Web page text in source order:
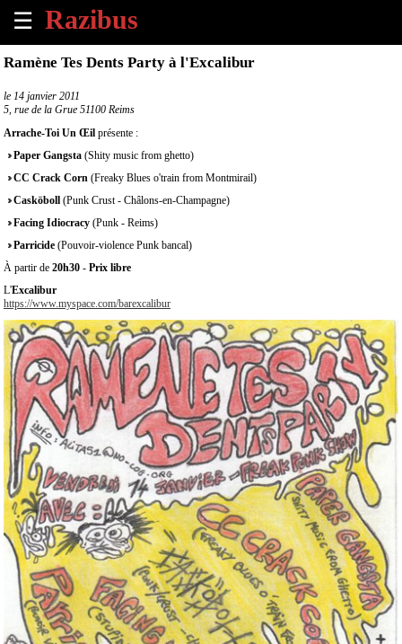
☰
×
Tous
évènements
à
venir
un
évènement
Contact
À
propos
Ramène Tes Dents Party à l'Excalibur
le 14 janvier 2011
5, rue de la Grue 51100 Reims
Arrache-Toi Un Œil présente :
Paper Gangsta (Shity music from ghetto)
CC Crack Corn (Freaky Blues o'train from Montmirail)
Casköboll (Punk Crust - Châlons-en-Champagne)
Facing Idiocracy (Punk - Reims)
Parricide (Pouvoir-violence Punk bancal)
À partir de 20h30 - Prix libre
L'Excalibur
https://www.myspace.com/barexcalibur